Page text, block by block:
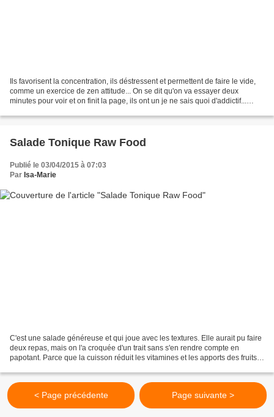
Ils favorisent la concentration, ils déstressent et permettent de faire le vide,
comme un exercice de zen attitude... On se dit qu'on va essayer deux
minutes pour voir et on finit la page, ils ont un je ne sais quoi d'addictif...
Salade Tonique Raw Food
Publié le 03/04/2015 à 07:03
Par Isa-Marie
C'est une salade généreuse et qui joue avec les textures. Elle aurait pu faire
deux repas, mais on l'a croquée d'un trait sans s'en rendre compte en
papotant. Parce que la cuisson réduit les vitamines et les apports des fruits
< Page précédente Page suivante >